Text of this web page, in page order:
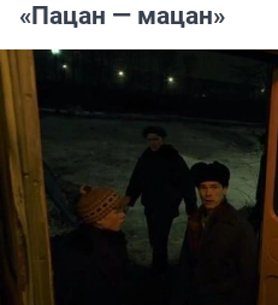
«Пацан — мацан»